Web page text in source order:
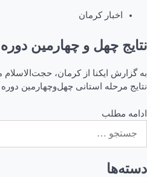
اخبار کرمان
نتایج چهل و چهارمین
نتایج مرحله استانی چهل‌وچهارمین
ادامه مطلب
برای:
دسته‌ها